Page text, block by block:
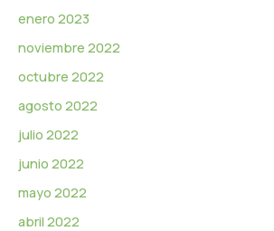
enero 2023
noviembre 2022
octubre 2022
agosto 2022
julio 2022
junio 2022
mayo 2022
abril 2022